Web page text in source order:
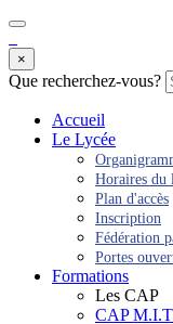
×
Que recherchez-vous?
Accueil
Le Lycée
Horaires du
Plan d'accès
Inscription
Fédération
Portes
Formations
Les CAP
CAP